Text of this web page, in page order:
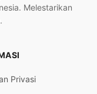
Melestarikan
Privasi